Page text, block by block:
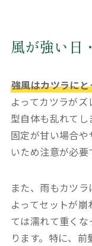
風が強い日
強風はカツラに
よってカツラが
型自体も乱れてし
固定が甘い場合
いため注意が必要
また、雨もカツ
よってセットが
ては濡れて重く
ります。特に、